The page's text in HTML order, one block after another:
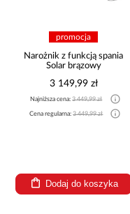
promocja
Narożnik z funkcją spania
Solar brązowy
3 149,99 zł
Najniższa cena:3 449,99 zł
Cena regularna:3 449,99 zł
Dodaj do koszyka